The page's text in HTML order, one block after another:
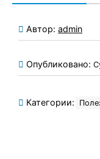
Автор: admin
Опубликовано:
Категории: